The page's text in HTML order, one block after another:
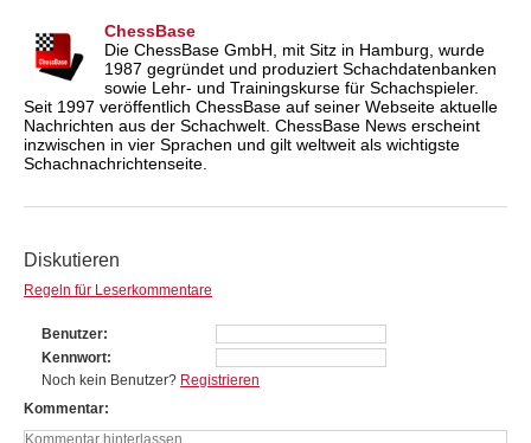
ChessBase
Die ChessBase GmbH, mit Sitz in Hamburg, wurde
1987 gegründet und produziert Schachdatenbanken
sowie Lehr- und Trainingskurse für Schachspieler.
Seit 1997 veröffentlich ChessBase auf seiner Webseite aktuelle
Nachrichten aus der Schachwelt. ChessBase News erscheint
inzwischen in vier Sprachen und gilt weltweit als wichtigste
Schachnachrichtenseite.
Diskutieren
Regeln für Leserkommentare
Benutzer
Kennwort
Noch kein Benutzer? Registrieren
Kommentar